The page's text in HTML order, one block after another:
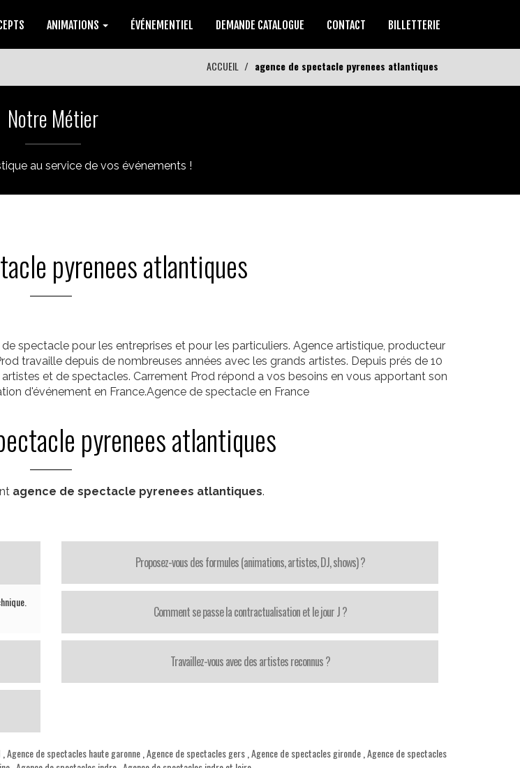
ANIMATIONS ÉVÉNEMENTIEL DEMANDE CATALOGUE CONTACT BILLETTERIE
ACCUEIL agence de spectacle pyrenees atlantiques
Notre Métier
au service de vos événements !
pyrenees atlantiques
spectacle pour les entreprises et pour les particuliers. Agence artistique, producteur
travaille depuis de nombreuses années avec les grands artistes. Depuis prés de 10
et de spectacles. Carrement Prod répond a vos besoins en vous apportant son
d'événement en France.Agence de spectacle en France
pyrenees atlantiques
agence de spectacle pyrenees atlantiques.
Proposez-vous des formules (animations, artistes, DJ, shows) ?
Comment se passe la contractualisation et le jour J ?
Travaillez-vous avec des artistes reconnus ?
Agence de spectacles haute garonne Agence de spectacles gers Agence de spectacles gironde Agence de spectacles